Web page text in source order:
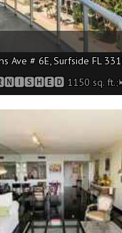
Ave # 6E, Surfside FL
1150 sq. ft.;🛏 1